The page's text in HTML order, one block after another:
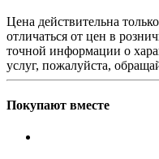
Цена действительна
отличаться от цен в
точной информации о
услуг, пожалуйста,
Покупают вместе